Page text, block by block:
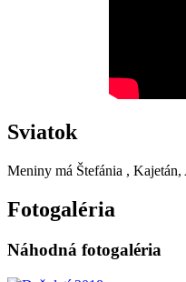
Sviatok
Meniny má Štefánia , Kajetán,
Fotogaléria
Náhodná fotogaléria